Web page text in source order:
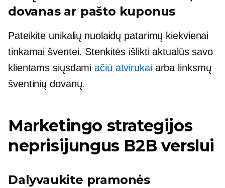
dovanas ar pašto kuponus
Pateikite unikalių nuolaidų patarimų kiekvienai
tinkamai šventei. Stenkitės išlikti aktualūs savo
klientams siųsdamiačiū atvirukaiarba linksmų
šventinių dovanų.
Marketingo strategijos
neprisijungus B2B verslui
Dalyvaukite pramonės